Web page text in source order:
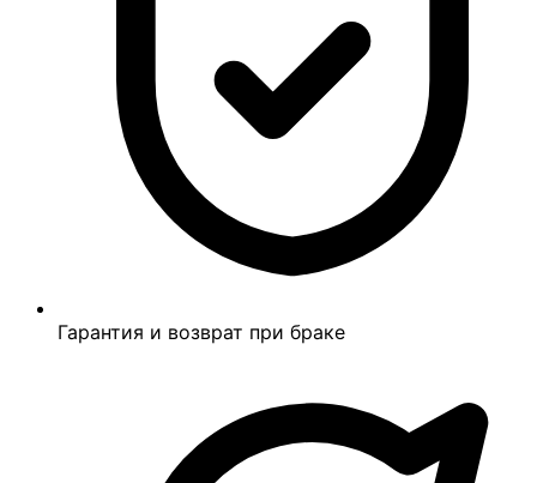
Гарантия и возврат при браке